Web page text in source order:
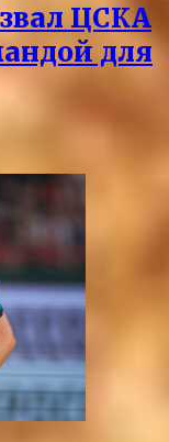
ЦСКА
для